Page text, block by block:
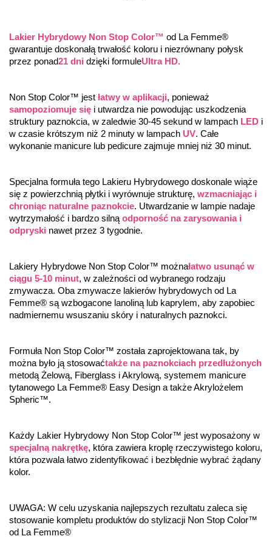
Lakier Hybrydowy Non Stop Color™ od La Femme®
gwarantuje doskonałą trwałość koloru i niezrównany połysk
przez ponad21 dni dzięki formuleUltra HD.
Non Stop Color™ jest łatwy w aplikacji
samopoziomuje się i utwardza nie powodując uszkodzenia
struktury paznokcia, w zaledwie 30-45 sekund w lampach LED i
w czasie krótszym niż 2 minuty w lampach UV. Całe
wykonanie manicure lub pedicure zajmuje mniej niż 30 minut.
Specjalna formuła tego Lakieru Hybrydowego doskonale wiąże
się z powierzchnią płytki i wyrównuje strukturę, wzmacniając i
chroniąc naturalne paznokcie. Utwardzanie w lampie nadaje
wytrzymałość i bardzo silną odporność na zarysowania i
odpryski nawet przez 3 tygodnie.
Lakiery Hybrydowe Non Stop Color™ możnałatwo usunąć w
ciągu 5-10 minut, w zależności od wybranego rodzaju
zmywacza. Oba zmywacze lakierów hybrydowych od La
Femme® są wzbogacone lanoliną lub kaprylem, aby zapobiec
nadmiernemu wsuszaniu skóry i naturalnych paznokci.
Formuła Non Stop Color™ została zaprojektowana tak, by
można było ją stosowaćtakże na paznokciach przedłużonych
metodą Żelową, Fiberglass i Akrylową, systemem manicure
tytanowego La Femme® Easy Design a także Akrylożelem
Spheric™.
specjalną nakrętkę, która zawiera kroplę rzeczywistego koloru,
która pozwala łatwo zidentyfikować i bezbłędnie wybrać żądany
kolor.
UWAGA: W celu uzyskania najlepszych rezultatu zaleca się
stosowanie kompletu produktów do stylizacji Non Stop Color™
od La Femme®